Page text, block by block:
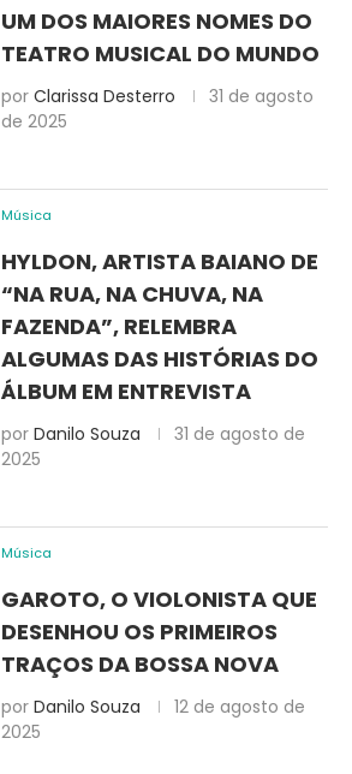
UM DOS MAIORES NOMES DO
TEATRO MUSICAL DO MUNDO
por Clarissa Desterro
31 de agosto
de 2025
Música
HYLDON, ARTISTA BAIANO DE
“NA RUA, NA CHUVA, NA
FAZENDA”, RELEMBRA
ALGUMAS DAS HISTÓRIAS DO
ÁLBUM EM ENTREVISTA
por Danilo Souza
31 de agosto de
2025
Música
GAROTO, O VIOLONISTA QUE
DESENHOU OS PRIMEIROS
TRAÇOS DA BOSSA NOVA
por Danilo Souza
12 de agosto de
2025